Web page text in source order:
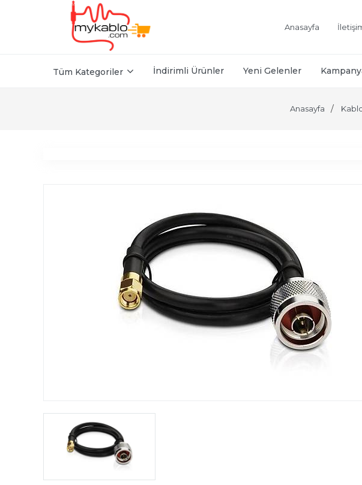
Anasayfa
Tüm Kategoriler İndirimli Ürünler Yeni Gelenler
Anasayfa